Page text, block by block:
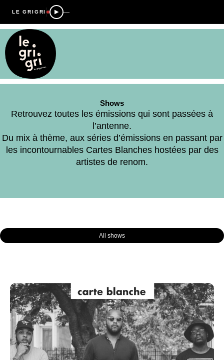
LE GRIGRI —
Shows
Retrouvez toutes les émissions qui sont passées à
l’antenne.
Du mix à thème, aux séries d’émissions en passant par
les incontournables Cartes Blanches hostées par des
artistes de renom.
All shows
Page PagePage